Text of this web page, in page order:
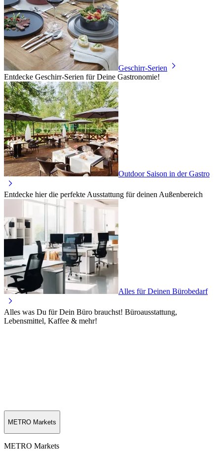
Geschirr-Serien
Entdecke Geschirr-Serien für Deine Gastronomie!
Outdoor Saison in der Gastro
Entdecke hier die perfekte Ausstattung für deinen Außenbereich
Alles für Deinen Bürobedarf
Alles was Du für Dein Büro brauchst! Büroausstattung,
Lebensmittel, Kaffee & mehr!
METRO Markets
METRO Markets